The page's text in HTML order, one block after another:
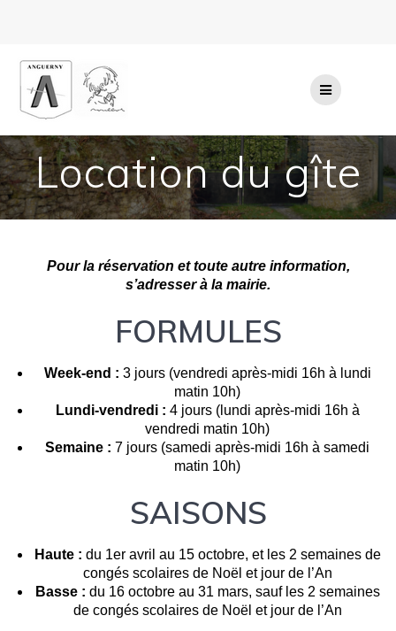
Location du gîte
Pour la réservation et toute autre information,
s’adresser à la mairie.
FORMULES
Week-end : 3 jours (vendredi après-midi 16h à lundi
matin 10h)
Lundi-vendredi : 4 jours (lundi après-midi 16h à
vendredi matin 10h)
Semaine : 7 jours (samedi après-midi 16h à samedi
matin 10h)
SAISONS
Haute : du 1er avril au 15 octobre, et les 2 semaines de
congés scolaires de Noël et jour de l’An
Basse : du 16 octobre au 31 mars, sauf les 2 semaines
de congés scolaires de Noël et jour de l’An